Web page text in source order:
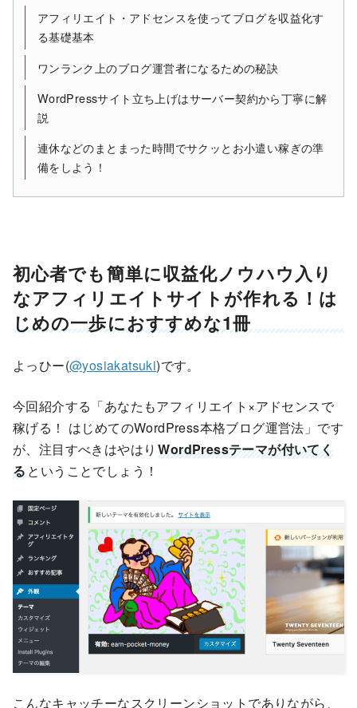
アフィリエイト・アドセンスを使ってブログを収益化す
る基礎基本
ワンランク上のブログ運営者になるための秘訣
WordPressサイト立ち上げはサーバー契約から丁寧に解
説
連休などのまとまった時間でサクッとお小遣い稼ぎの準
備をしよう！
初心者でも簡単に収益化ノウハウ入り
なアフィリエイトサイトが作れる！は
じめの一歩におすすめな1冊
よっひー(@yosiakatsuki)です。
今回紹介する「あなたもアフィリエイト×アドセンスで
稼げる！ はじめてのWordPress本格ブログ運営法」です
が、注目すべきはやはり WordPressテーマが付いてく
るということでしょう！
こんなキャッチーなスクリーンショットでありながら、